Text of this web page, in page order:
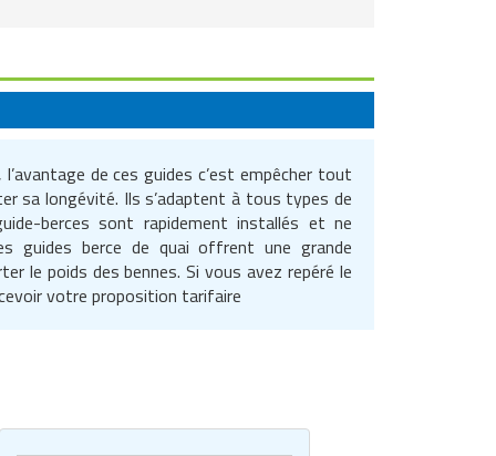
de ces guides c’est empêcher tout
sa longévité. Ils s’adaptent à tous types de
berces sont rapidement installés et ne
guides berce de quai offrent une grande
le poids des bennes. Si vous avez repéré le
votre proposition tarifaire